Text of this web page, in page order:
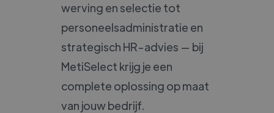
werving en selectie tot
personeelsadministratie en
strategisch HR-advies — bij
MetiSelect krijg je een
complete oplossing op maat
van jouw bedrijf.